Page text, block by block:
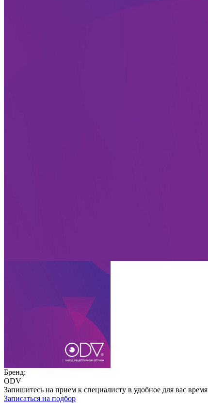
Бренд:
ODV
Запишитесь на прием к специалисту в удобное для вас время
Записаться на подбор